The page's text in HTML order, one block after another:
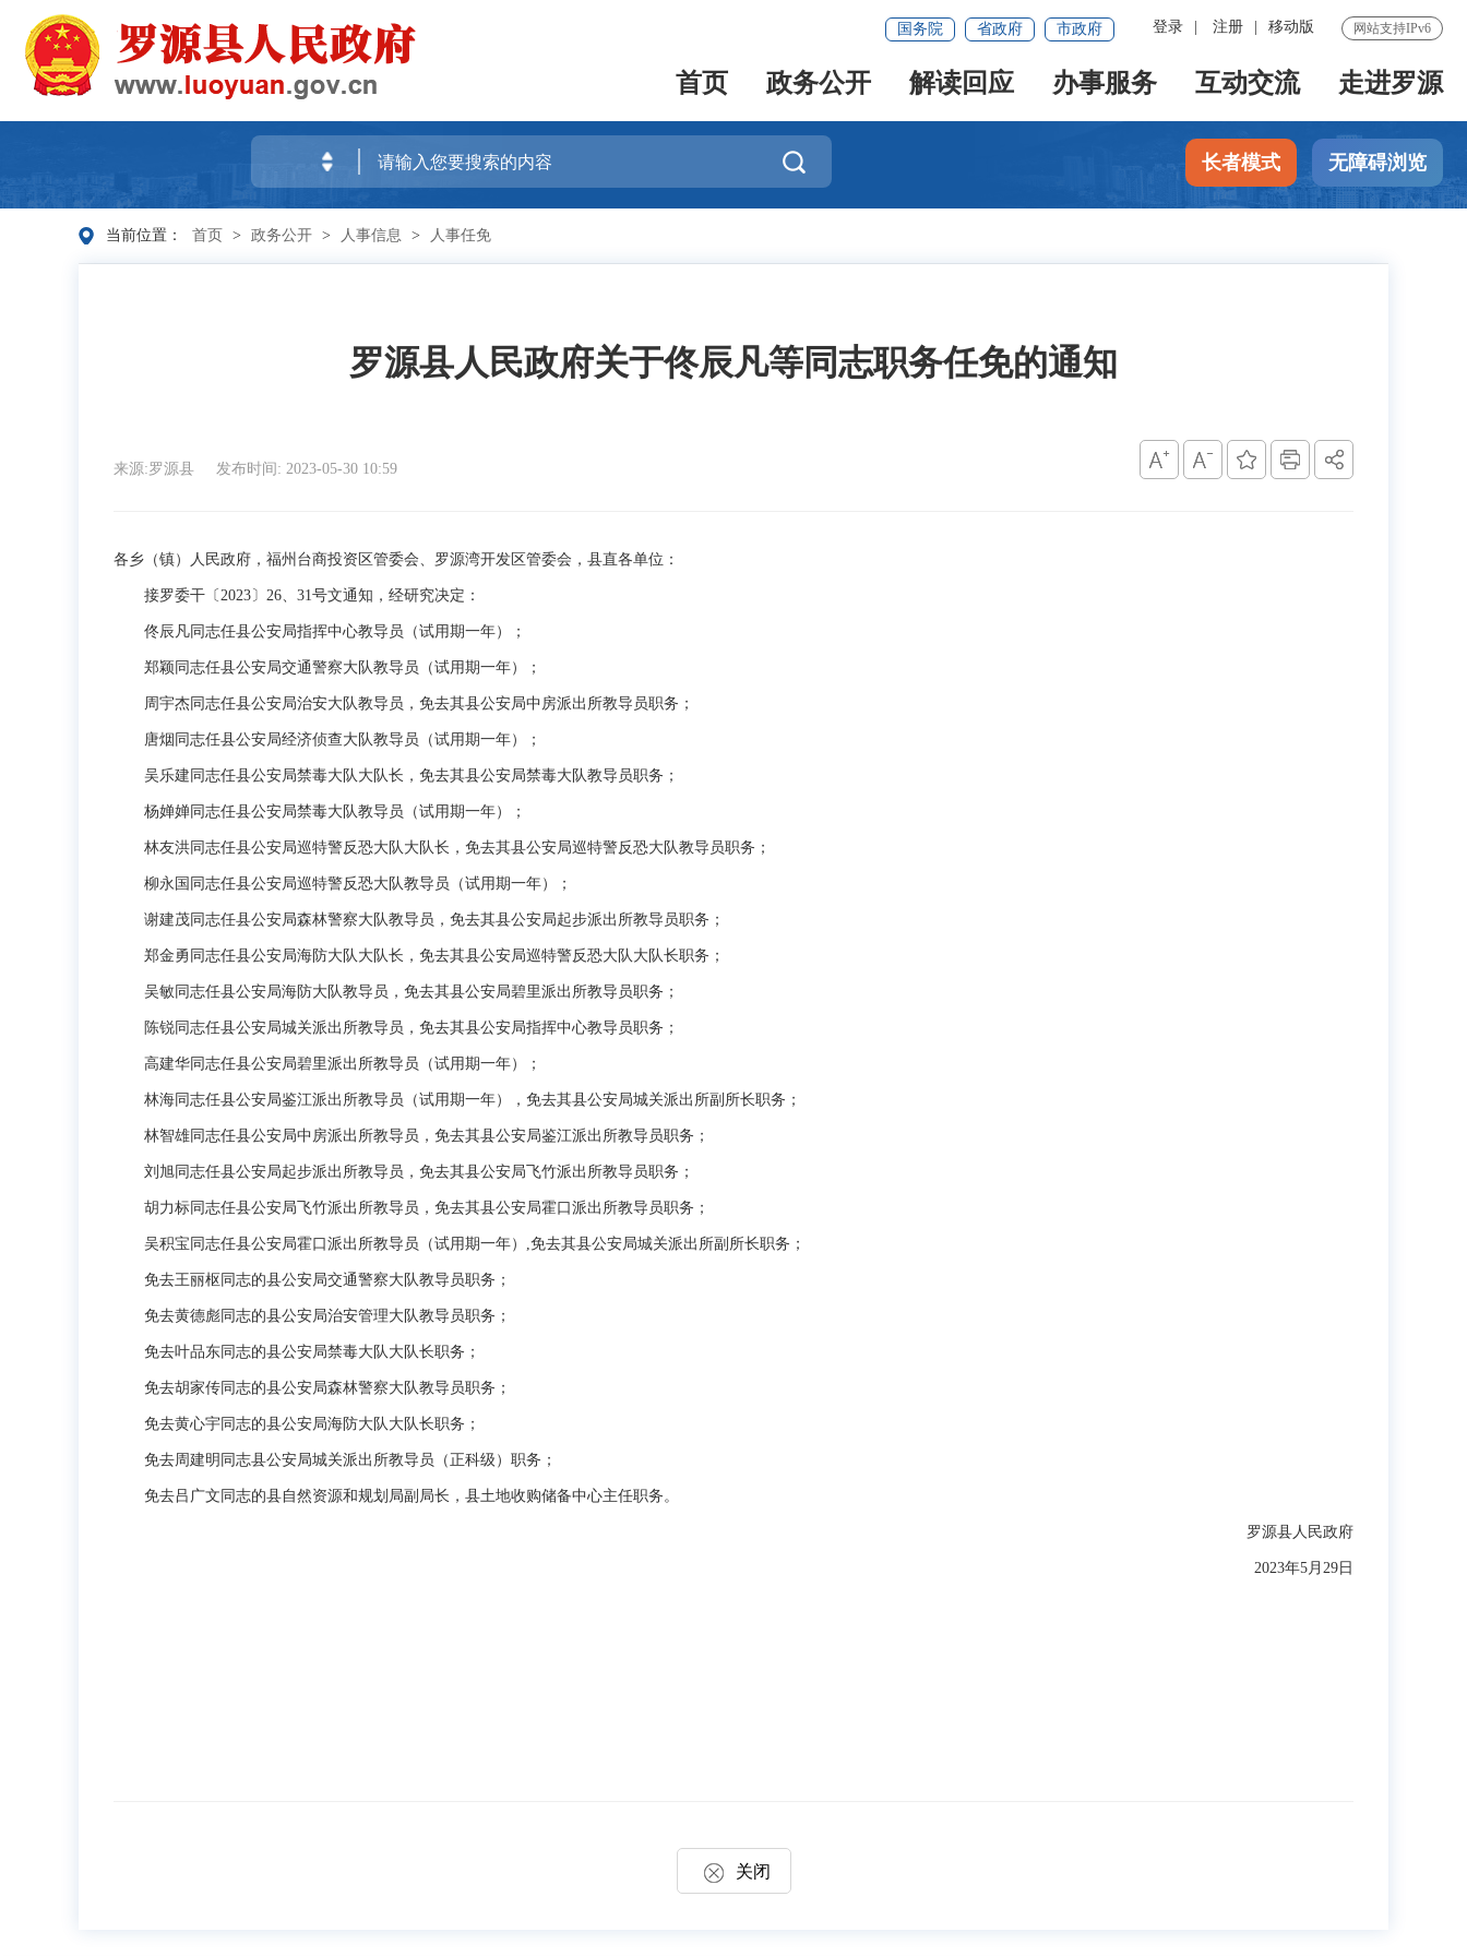
网站支持IPv6
登录 注册 移动版
国务院 省政府 市政府
首页 政务公开 解读回应 办事服务 互动交流 走进罗源
 长者模式 无障碍浏览
当前位置： 首页 > 政务公开 > 人事信息 > 人事任免
罗源县人民政府关于佟辰凡等同志职务任免的通知
来源:罗源县 发布时间: 2023-05-30 10:59
各乡（镇）人民政府，福州台商投资区管委会、罗源湾开发区管委会，县直各单位：
接罗委干〔2023〕26、31号文通知，经研究决定：
佟辰凡同志任县公安局指挥中心教导员（试用期一年）；
郑颖同志任县公安局交通警察大队教导员（试用期一年）；
周宇杰同志任县公安局治安大队教导员，免去其县公安局中房派出所教导员职务；
唐烟同志任县公安局经济侦查大队教导员（试用期一年）；
吴乐建同志任县公安局禁毒大队大队长，免去其县公安局禁毒大队教导员职务；
杨婵婵同志任县公安局禁毒大队教导员（试用期一年）；
林友洪同志任县公安局巡特警反恐大队大队长，免去其县公安局巡特警反恐大队教导员职务；
柳永国同志任县公安局巡特警反恐大队教导员（试用期一年）；
谢建茂同志任县公安局森林警察大队教导员，免去其县公安局起步派出所教导员职务；
郑金勇同志任县公安局海防大队大队长，免去其县公安局巡特警反恐大队大队长职务；
吴敏同志任县公安局海防大队教导员，免去其县公安局碧里派出所教导员职务；
陈锐同志任县公安局城关派出所教导员，免去其县公安局指挥中心教导员职务；
高建华同志任县公安局碧里派出所教导员（试用期一年）；
林海同志任县公安局鉴江派出所教导员（试用期一年），免去其县公安局城关派出所副所长职务；
林智雄同志任县公安局中房派出所教导员，免去其县公安局鉴江派出所教导员职务；
刘旭同志任县公安局起步派出所教导员，免去其县公安局飞竹派出所教导员职务；
胡力标同志任县公安局飞竹派出所教导员，免去其县公安局霍口派出所教导员职务；
吴积宝同志任县公安局霍口派出所教导员（试用期一年）,免去其县公安局城关派出所副所长职务；
免去王丽枢同志的县公安局交通警察大队教导员职务；
免去黄德彪同志的县公安局治安管理大队教导员职务；
免去叶品东同志的县公安局禁毒大队大队长职务；
免去胡家传同志的县公安局森林警察大队教导员职务；
免去黄心宇同志的县公安局海防大队大队长职务；
免去周建明同志县公安局城关派出所教导员（正科级）职务；
免去吕广文同志的县自然资源和规划局副局长，县土地收购储备中心主任职务。
罗源县人民政府
2023年5月29日
关闭